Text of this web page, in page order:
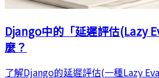
Django中的「延遲評估(Lazy
麼？
了解Django的延遲評估(一種Lazy